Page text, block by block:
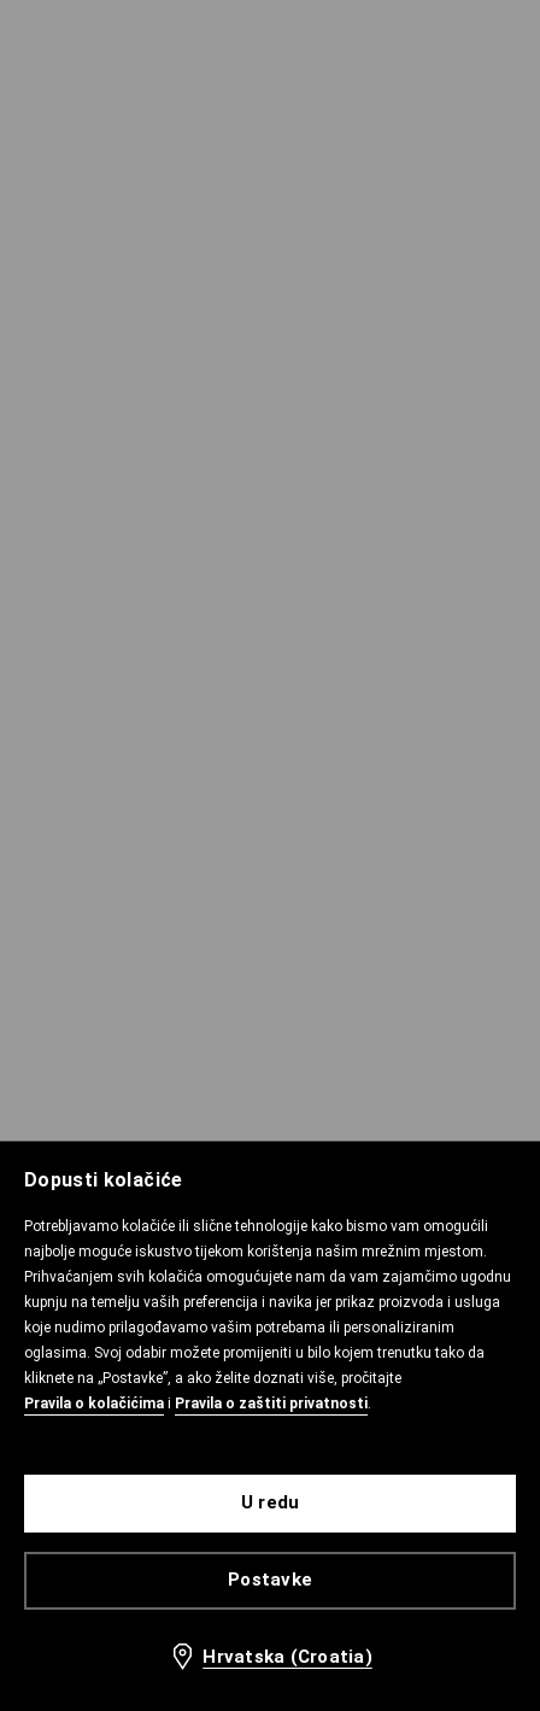
Dopusti kolačiće
Potrebljavamo kolačiće ili slične tehnologije kako bismo vam omogućili
najbolje moguće iskustvo tijekom korištenja našim mrežnim mjestom.
Prihvaćanjem svih kolačića omogućujete nam da vam zajamčimo ugodnu
kupnju na temelju vaših preferencija i navika jer prikaz proizvoda i usluga
koje nudimo prilagođavamo vašim potrebama ili personaliziranim
oglasima. Svoj odabir možete promijeniti u bilo kojem trenutku tako da
kliknete na „Postavke”, a ako želite doznati više, pročitajte
Pravila o kolačićima i Pravila o zaštiti privatnosti.
Postavke
U redu
Hrvatska (Croatia)